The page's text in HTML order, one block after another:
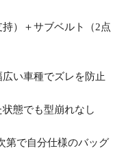
）＋サブベルト（2点
い車種でズレを防止
態でも型崩れなし
第で自分仕様のバッグ